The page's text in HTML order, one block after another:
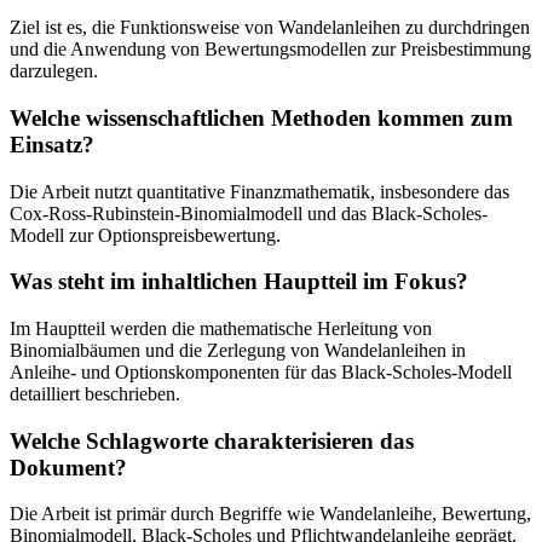
Ziel ist es, die Funktionsweise von Wandelanleihen zu durchdringen
und die Anwendung von Bewertungsmodellen zur Preisbestimmung
darzulegen.
Welche wissenschaftlichen Methoden kommen zum
Einsatz?
Die Arbeit nutzt quantitative Finanzmathematik, insbesondere das
Cox-Ross-Rubinstein-Binomialmodell und das Black-Scholes-
Modell zur Optionspreisbewertung.
Was steht im inhaltlichen Hauptteil im Fokus?
Im Hauptteil werden die mathematische Herleitung von
Binomialbäumen und die Zerlegung von Wandelanleihen in
Anleihe- und Optionskomponenten für das Black-Scholes-Modell
detailliert beschrieben.
Welche Schlagworte charakterisieren das
Dokument?
Die Arbeit ist primär durch Begriffe wie Wandelanleihe, Bewertung,
Binomialmodell, Black-Scholes und Pflichtwandelanleihe geprägt.